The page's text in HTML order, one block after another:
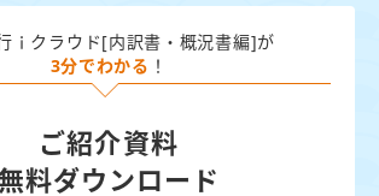
ｉクラウド[内訳書・概況書編]が
3分でわかる ！
ご紹介資料
料ダウンロード